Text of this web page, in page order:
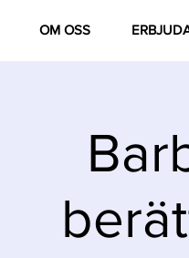
OM OSS